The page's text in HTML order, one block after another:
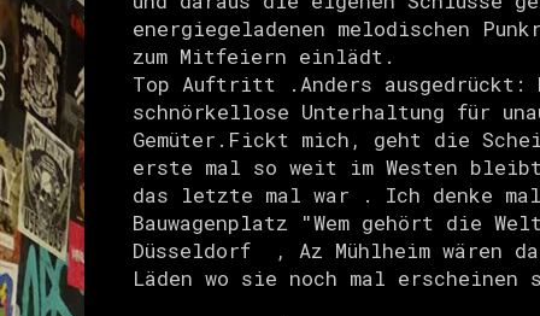
energiegeladenen melodischen
zum Mitfeiern einlädt.
Top Auftritt .Anders
schnörkellose Unterhaltung für
Gemüter.Fickt mich, geht die
erste mal so weit im Westen
das letzte mal war . Ich denke
Bauwagenplatz "Wem gehört die
Düsseldorf , Az Mühlheim wären
Läden wo sie noch mal